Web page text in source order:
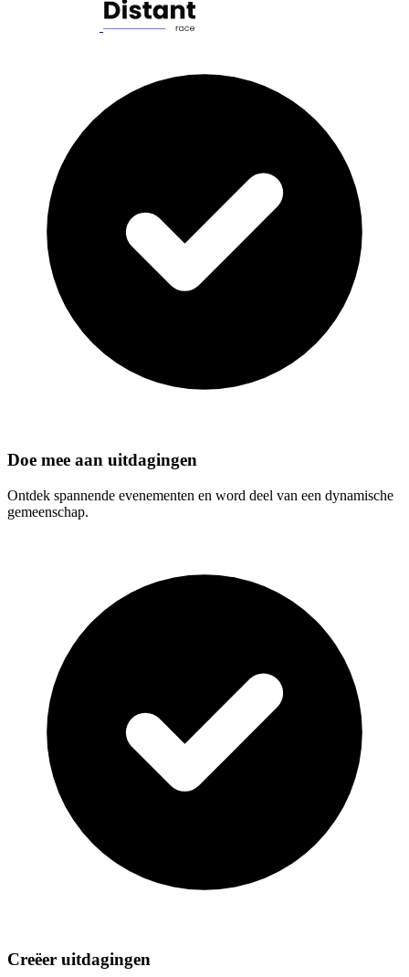
Doe mee aan uitdagingen
Ontdek spannende evenementen en word deel van een dynamische
gemeenschap.
Creëer uitdagingen